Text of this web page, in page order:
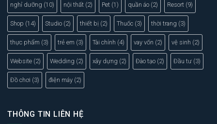
nghỉ dưỡng (10) nội thất (2) Pet (1) quần áo (2) Resort (9)
Shop (14) Studio (2) thiết bị (2) Thuốc (3) thời trang (3)
thực phẩm (3) trẻ em (3) Tài chính (4) vay vốn (2) vệ sinh (2)
Website (2) Wedding (2) xây dựng (2) Đào tạo (2) Đầu tư (3)
Đồ chơi (3) điện máy (2)
THÔNG TIN LIÊN HỆ